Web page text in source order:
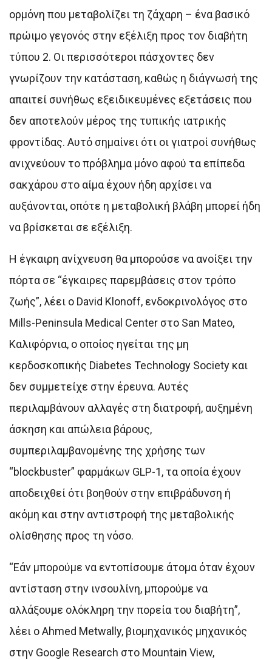
ορμόνη που μεταβολίζει τη ζάχαρη – ένα βασικό
πρώιμο γεγονός στην εξέλιξη προς τον διαβήτη
τύπου 2. Οι περισσότεροι πάσχοντες δεν
γνωρίζουν την κατάσταση, καθώς η διάγνωσή της
απαιτεί συνήθως εξειδικευμένες εξετάσεις που
δεν αποτελούν μέρος της τυπικής ιατρικής
φροντίδας. Αυτό σημαίνει ότι οι γιατροί συνήθως
ανιχνεύουν το πρόβλημα μόνο αφού τα επίπεδα
σακχάρου στο αίμα έχουν ήδη αρχίσει να
αυξάνονται, οπότε η μεταβολική βλάβη μπορεί ήδη
να βρίσκεται σε εξέλιξη.
Η έγκαιρη ανίχνευση θα μπορούσε να ανοίξει την
πόρτα σε “έγκαιρες παρεμβάσεις στον τρόπο
ζωής”, λέει ο David Klonoff, ενδοκρινολόγος στο
Mills-Peninsula Medical Center στο San Mateo,
Καλιφόρνια, ο οποίος ηγείται της μη
κερδοσκοπικής Diabetes Technology Society και
δεν συμμετείχε στην έρευνα. Αυτές
περιλαμβάνουν αλλαγές στη διατροφή, αυξημένη
άσκηση και απώλεια βάρους,
συμπεριλαμβανομένης της χρήσης των
“blockbuster” φαρμάκων GLP-1, τα οποία έχουν
αποδειχθεί ότι βοηθούν στην επιβράδυνση ή
ακόμη και στην αντιστροφή της μεταβολικής
ολίσθησης προς τη νόσο.
“Εάν μπορούμε να εντοπίσουμε άτομα όταν έχουν
αντίσταση στην ινσουλίνη, μπορούμε να
αλλάξουμε ολόκληρη την πορεία του διαβήτη”,
λέει ο Ahmed Metwally, βιομηχανικός μηχανικός
στην Google Research στο Mountain View,